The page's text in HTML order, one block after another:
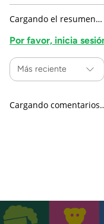
Cargando el resumen…
Por favor, inicia
Más reciente
Cargando